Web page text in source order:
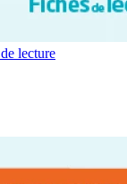
lecture